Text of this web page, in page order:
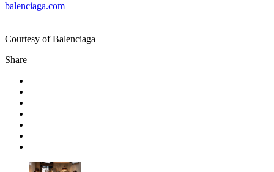
balenciaga.com
Courtesy of Balenciaga
Share